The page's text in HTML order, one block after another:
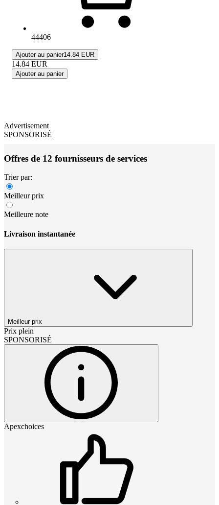
44406
Ajouter au panier14.84 EUR
14.84 EUR
Ajouter au panier
Advertisement
SPONSORISÉ
Offres de 12 fournisseurs de services
Trier par:
Meilleur prix
Meilleure note
Livraison instantanée
Meilleur prix
Prix plein
SPONSORISÉ
Apexchoices